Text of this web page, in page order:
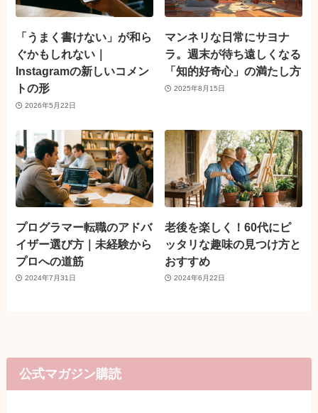
「うまく書けない」が和ら
ぐかもしれない｜
Instagramの新しいコメン
トの形
2026年5月22日
マンネリな日常にサヨナ
ラ。週末が待ち遠しくなる
「知的好奇心」の満たし方
2025年8月15日
プログラマー転職のアドバ
イザー選び方｜未経験から
プロへの道筋
2024年7月31日
老後を楽しく！60代にピ
ッタリな趣味の見つけ方と
おすすめ
2024年6月22日
公式マガジン購読